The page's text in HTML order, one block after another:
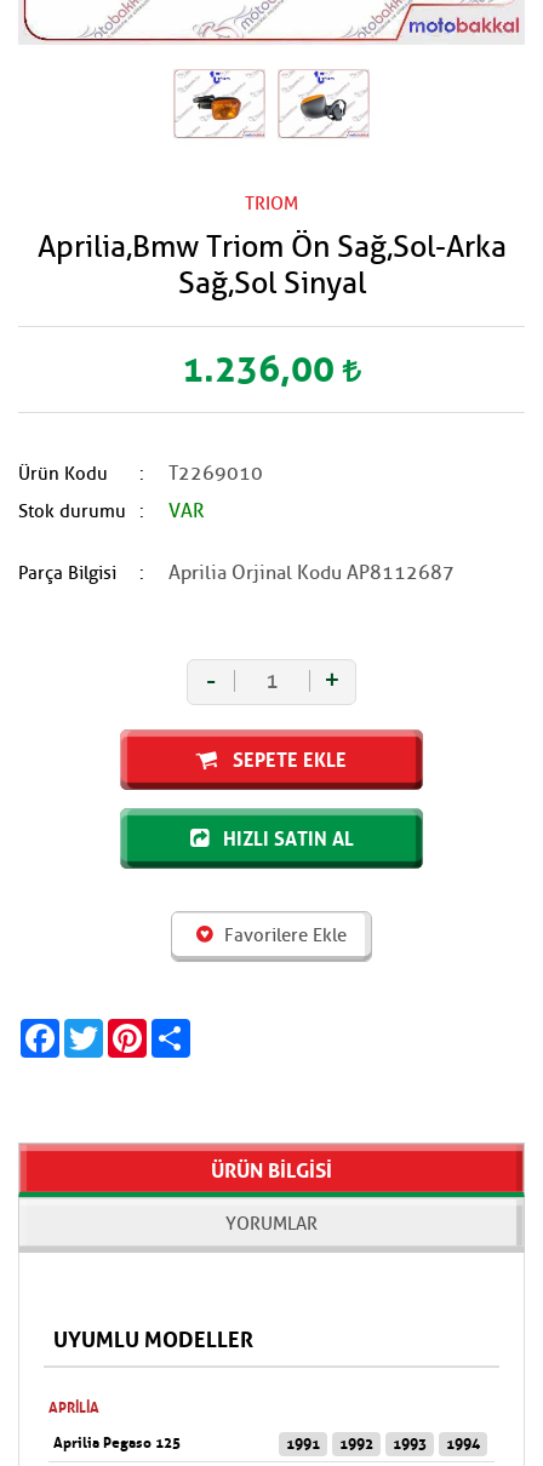
TRIOM
Aprilia,Bmw Triom Ön Sağ,Sol-Arka
Sağ,Sol Sinyal
1.236,00
Ürün Kodu T2269010
Stok durumu VAR
Parça Bilgisi Aprilia Orjinal Kodu AP8112687
- +
SEPETE EKLE
HIZLI SATIN AL
Favorilere Ekle
FacebookTwitterPinterest
ÜRÜN BİLGİSİ
YORUMLAR
UYUMLU MODELLER
APRILIA
Aprilia Pegaso 125
1991 1992 1993
1994